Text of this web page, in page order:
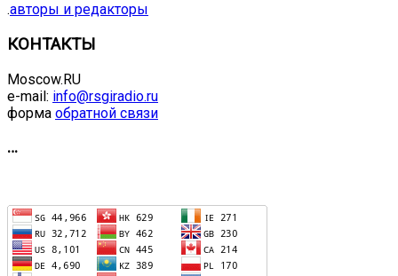
.авторы и редакторы
КОНТАКТЫ
Moscow.RU
e-mail: info@rsgiradio.ru
форма обратной связи
…